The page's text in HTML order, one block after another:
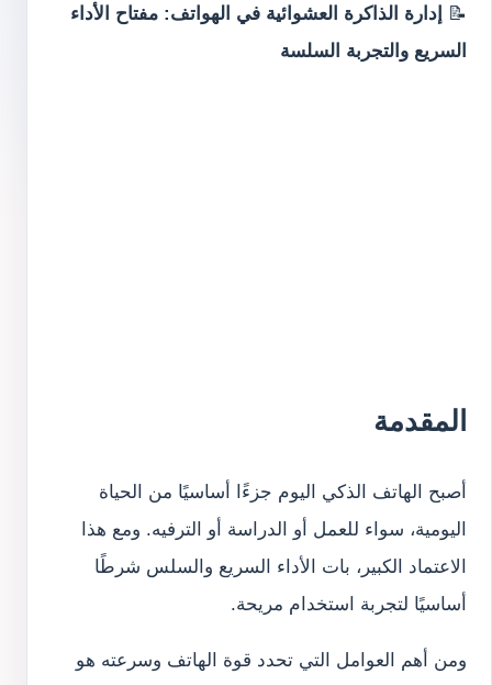
📝 إدارة الذاكرة العشوائية في الهواتف: مفتاح الأداء
السريع والتجربة السلسة
المقدمة
أصبح الهاتف الذكي اليوم جزءًا أساسيًا من الحياة
اليومية، سواء للعمل أو الدراسة أو الترفيه. ومع هذا
الاعتماد الكبير، بات الأداء السريع والسلس شرطًا
أساسيًا لتجربة استخدام مريحة.
ومن أهم العوامل التي تحدد قوة الهاتف وسرعته هو